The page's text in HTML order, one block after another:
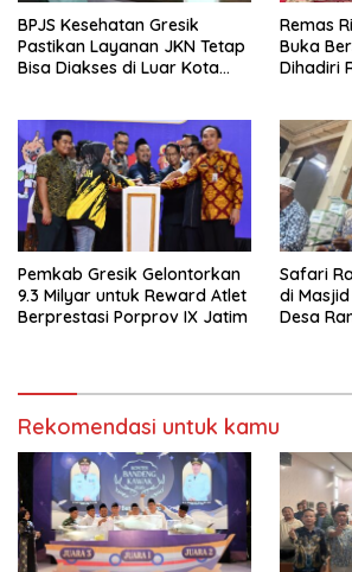
BPJS Kesehatan Gresik
Pastikan Layanan JKN Tetap
Bisa Diakses di Luar Kota
Remas
Buka
Dihadiri
Pemkab Gresik Gelontorkan
9.3 Milyar untuk Reward Atlet
Berprestasi Porprov IX Jatim
Safari
di
Desa
Rekomendasi untuk kamu